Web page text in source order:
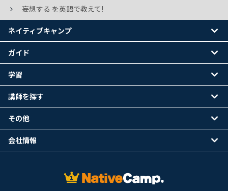
妄想する を英語で教えて!
ネイティブキャンプ
ガイド
学習
講師を探す
その他
会社情報